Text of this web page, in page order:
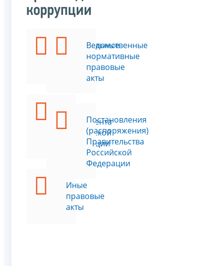
коррупции
Федеральные
законы
Указы
Президента
Российской
Федерации
Иные
правовые
акты
Ведомственные
нормативные
правовые
акты
Постановления
(распоряжения)
Правительства
Российской
Федерации